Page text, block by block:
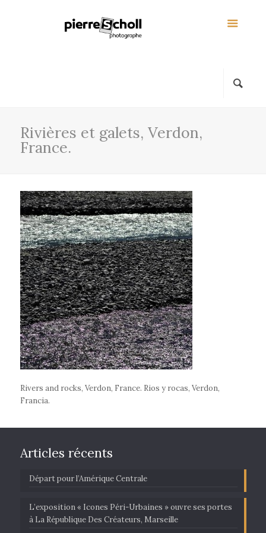
Rivières et galets, Verdon,
France.
Rivers and rocks, Verdon, France. Rios y rocas, Verdon,
Francia.
Articles récents
Départ pour l’Amérique Centrale
L’exposition « Icones Péri-Urbaines » ouvre ses portes
à La République Des Créateurs, Marseille